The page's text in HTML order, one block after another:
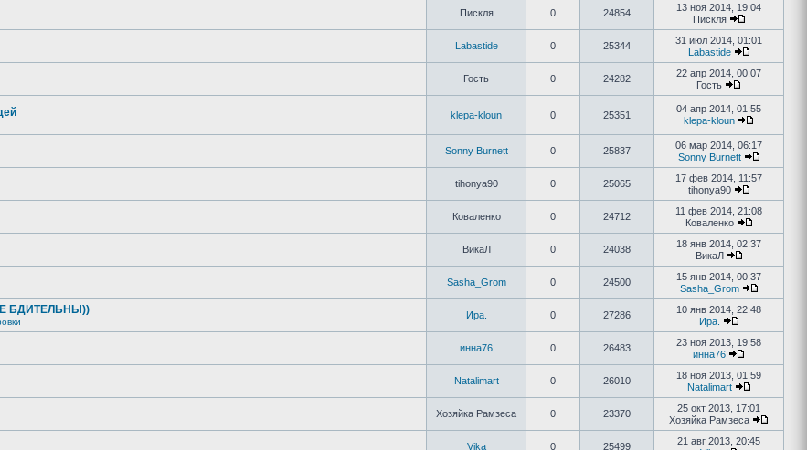
Пискля 0 24854
13 ноя 2014, 19:04
Пискля
Labastide 0 25344
31 июл 2014, 01:01
Labastide
Гость 0 24282
22 апр 2014, 00:07
Гость
klepa-kloun 0 25351
04 апр 2014, 01:55
klepa-kloun
Sonny Burnett 0 25837
06 мар 2014, 06:17
Sonny Burnett
tihonya90 0 25065
17 фев 2014, 11:57
tihonya90
Коваленко 0 24712
11 фев 2014, 21:08
Коваленко
ВикаЛ 0 24038
18 янв 2014, 02:37
ВикаЛ
Sasha_Grom 0 24500
15 янв 2014, 00:37
Sasha_Grom
БДИТЕЛЬНЫ)) Ира. 0 27286
10 янв 2014, 22:48
Ира.
инна76 0 26483
23 ноя 2013, 19:58
инна76
Natalimart 0 26010
18 ноя 2013, 01:59
Natalimart
Хозяйка Рамзеса 0 23370
25 окт 2013, 17:01
Хозяйка Рамзеса
Vika 0 25499
21 авг 2013, 20:45